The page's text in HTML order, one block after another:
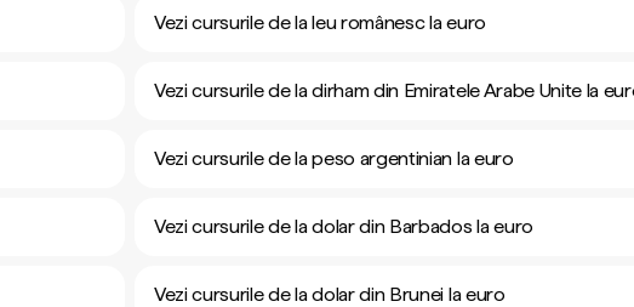
Vezi cursurile de la leu românesc la euro
Vezi cursurile de la dirham din Emiratele Arabe Unite la
Vezi cursurile de la peso argentinian la euro
Vezi cursurile de la dolar din Barbados la euro
Vezi cursurile de la dolar din Brunei la euro